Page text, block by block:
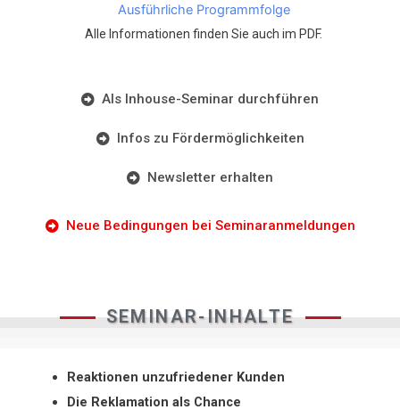
Ausführliche Programmfolge
Alle Informationen finden Sie auch im PDF.
Als Inhouse-Seminar durchführen
Infos zu Fördermöglichkeiten
Newsletter erhalten
Neue Bedingungen bei Seminaranmeldungen
SEMINAR-INHALTE
Reaktionen unzufriedener Kunden
Die Reklamation als Chance